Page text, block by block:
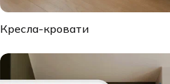
Кресла-кровати